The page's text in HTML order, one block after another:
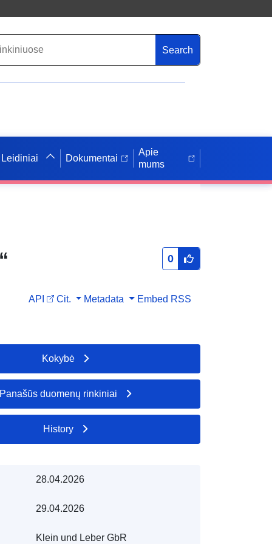
Search
Leidiniai Dokumentai
Apie
mums
0
API Cit. Metadata Embed RSS
Kokybė
Panašūs duomenų rinkiniai
History
28.04.2026
29.04.2026
Klein und Leber GbR